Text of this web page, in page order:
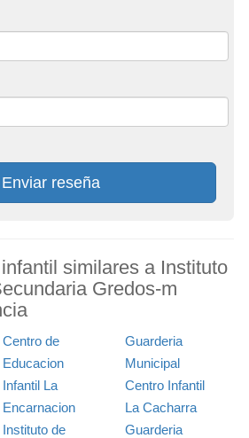
Enviar reseña
similares a Instituto
Gredos-m
Centro de
Educacion
Infantil La
Encarnacion
Guarderia
Municipal
Centro Infantil
La Cacharra
Instituto de
Guarderia